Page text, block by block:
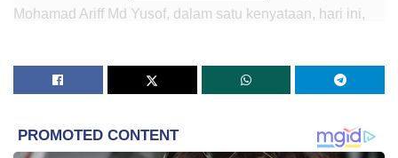
Mohamad Ariff Md Yusof, dalam satu kenyataan, hari ini,
“Saya sudah menerima surat pemakluman
bahawa disebabkan penularan wabak COVID-19 dalam